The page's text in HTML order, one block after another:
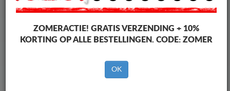
Motor Beschermplaat
Merken
Terug naar de catalogus
ZOMERACTIE! GRATIS VERZENDING + 10%
KORTING OP ALLE BESTELLINGEN. CODE: ZOMER
OK